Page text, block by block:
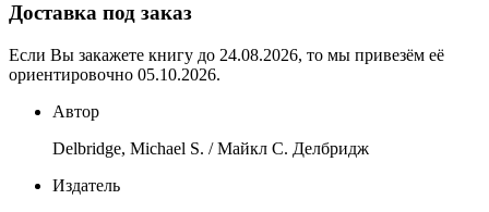
Доставка под заказ
Если Вы закажете книгу до 24.08.2026, то мы привезём её
ориентировочно 05.10.2026.
Автор
Delbridge, Michael S. / Майкл С. Делбридж
Издатель